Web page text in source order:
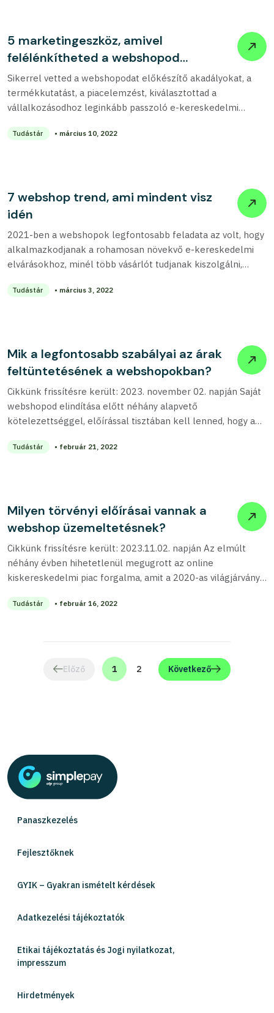
5 marketingeszköz, amivel
felélénkítheted a webshopod
forgalmát
Sikerrel vetted a webshopodat előkészítő akadályokat, a
termékkutatást, a piacelemzést, kiválasztottad a
vállalkozásodhoz leginkább passzoló e-kereskedelmi
Tudástár • március 10, 2022
7 webshop trend, ami mindent visz
idén
2021-ben a webshopok legfontosabb feladata az volt, hogy
alkalmazkodjanak a rohamosan növekvő e-kereskedelmi
elvárásokhoz, minél több vásárlót tudjanak kiszolgálni,
Tudástár • március 3, 2022
Mik a legfontosabb szabályai az árak
feltüntetésének a webshopokban?
Cikkünk frissítésre került: 2023. november 02. napján Saját
webshopod elindítása előtt néhány alapvető
kötelezettséggel, előírással tisztában kell lenned, hogy a
Tudástár • február 21, 2022
Milyen törvényi előírásai vannak a
webshop üzemeltetésnek?
Cikkünk frissítésre került: 2023.11.02. napján Az elmúlt
néhány évben hihetetlenül megugrott az online
kiskereskedelmi piac forgalma, amit a 2020-as világjárvány
Tudástár • február 16, 2022
Előző 1 2 Következő
Panaszkezelés
Fejlesztőknek
GYIK – Gyakran ismételt kérdések
Adatkezelési tájékoztatók
Etikai tájékoztatás és Jogi nyilatkozat,
impresszum
Hirdetmények